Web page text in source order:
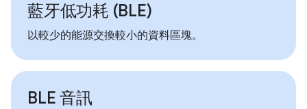
藍牙低功耗 (BLE)
以較少的能源交換較小的資料區塊。
BLE 音訊